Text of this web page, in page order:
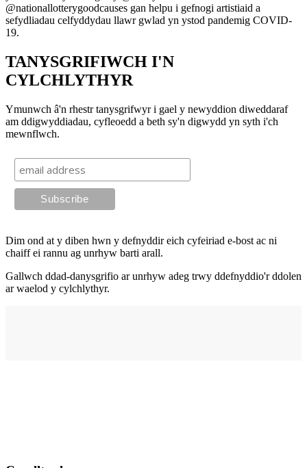
@nationallotterygoodcauses gan helpu i gefnogi artistiaid a
sefydliadau celfyddydau llawr gwlad yn ystod pandemig COVID-
19.
TANYSGRIFIWCH I'N
CYLCHLYTHYR
Ymunwch â'n rhestr tanysgrifwyr i gael y newyddion diweddaraf
am ddigwyddiadau, cyfleoedd a beth sy'n digwydd yn syth i'ch
mewnflwch.
Dim ond at y diben hwn y defnyddir eich cyfeiriad e-bost ac ni
chaiff ei rannu ag unrhyw barti arall.
Gallwch ddad-danysgrifio ar unrhyw adeg trwy ddefnyddio'r ddolen
ar waelod y cylchlythyr.